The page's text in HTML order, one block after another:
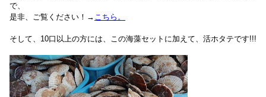
で、
是非、ご覧ください！→ こちら。
そして、10口以上の方には、この海藻セットに加えて、活ホタテです!!!